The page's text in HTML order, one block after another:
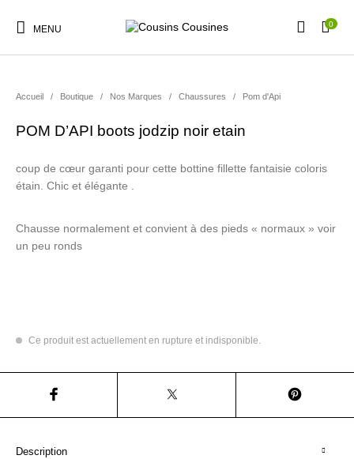
MENU 0
Accueil / Boutique / Nos Marques / Chaussures / Pom d'Api
POM D’API boots jodzip noir etain
coup de cœur garanti pour cette bottine fillette fantaisie coloris
étain. Chic et élégante .
Chausse normalement et convient à des pieds « normaux » voir
un peu ronds
Ce produit est actuellement en rupture et indisponible.
Description